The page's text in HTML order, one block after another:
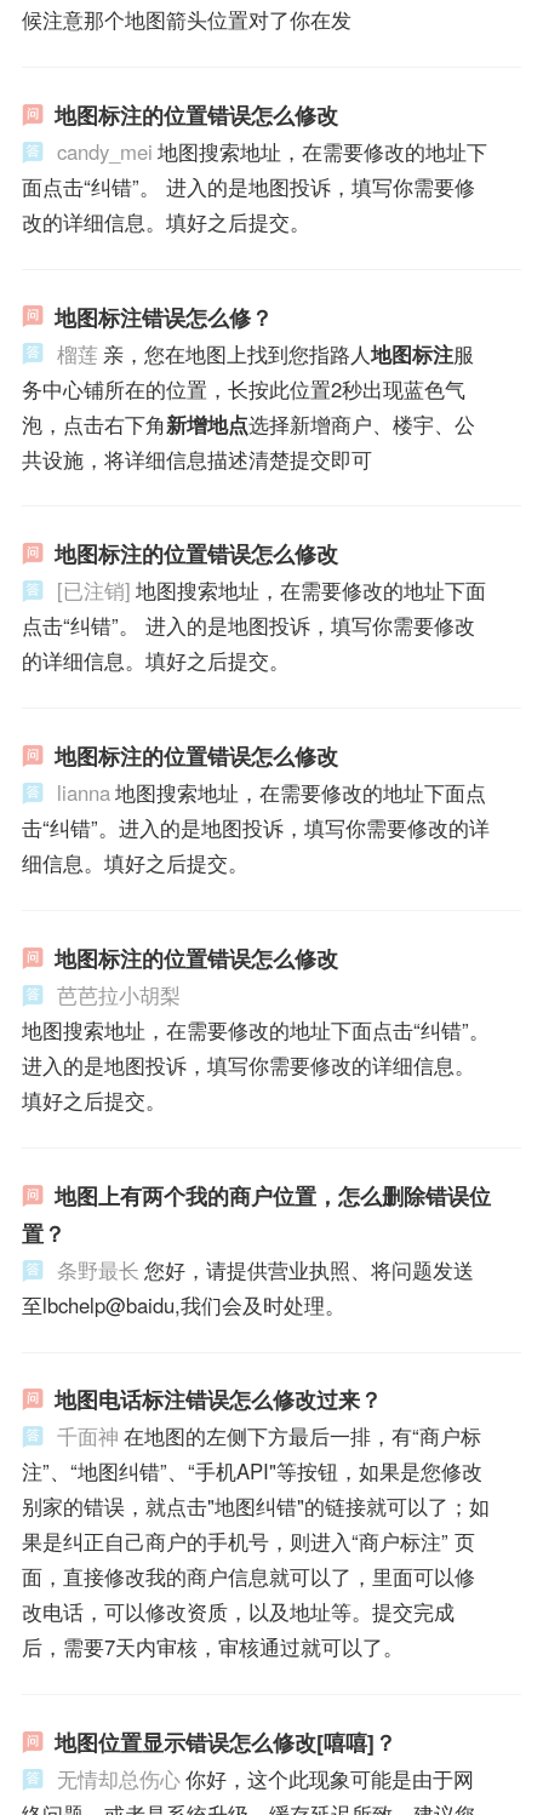
候注意那个地图箭头位置对了你在发
地图标注的位置错误怎么修改
candy_mei 地图搜索地址，在需要修改的地址下
面点击“纠错”。 进入的是地图投诉，填写你需要修
改的详细信息。填好之后提交。
地图标注错误怎么修？
榴莲 亲，您在地图上找到您指路人地图标注服
务中心铺所在的位置，长按此位置2秒出现蓝色气
泡，点击右下角新增地点选择新增商户、楼宇、公
共设施，将详细信息描述清楚提交即可
地图标注的位置错误怎么修改
[已注销] 地图搜索地址，在需要修改的地址下面
点击“纠错”。 进入的是地图投诉，填写你需要修改
的详细信息。填好之后提交。
地图标注的位置错误怎么修改
lianna地图搜索地址，在需要修改的地址下面点
击“纠错”。进入的是地图投诉，填写你需要修改的详
细信息。填好之后提交。
地图标注的位置错误怎么修改
芭芭拉小胡梨
地图搜索地址，在需要修改的地址下面点击“纠错”。
进入的是地图投诉，填写你需要修改的详细信息。
填好之后提交。
地图上有两个我的商户位置，怎么删除错误位
置？
条野最长 您好，请提供营业执照、将问题发送
至lbchelp@baidu,我们会及时处理。
地图电话标注错误怎么修改过来？
千面神 在地图的左侧下方最后一排，有“商户标
注”、“地图纠错”、“手机API"等按钮，如果是您修改
别家的错误，就点击"地图纠错"的链接就可以了；如
果是纠正自己商户的手机号，则进入“商户标注” 页
面，直接修改我的商户信息就可以了，里面可以修
改电话，可以修改资质，以及地址等。提交完成
后，需要7天内审核，审核通过就可以了。
地图位置显示错误怎么修改[嘻嘻]？
无情却总伤心你好，这个此现象可能是由于网